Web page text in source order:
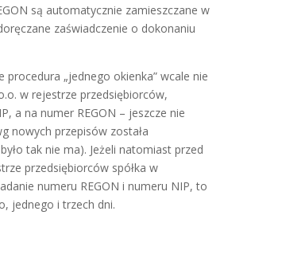
są automatycznie zamieszczane w
zaświadczenie o dokonaniu
„jednego okienka” wcale nie
w rejestrze przedsiębiorców,
a na numer REGON – jeszcze nie
nowych przepisów została
tak nie ma). Jeżeli natomiast przed
przedsiębiorców spółka w
numeru REGON i numeru NIP, to
jednego i trzech dni.